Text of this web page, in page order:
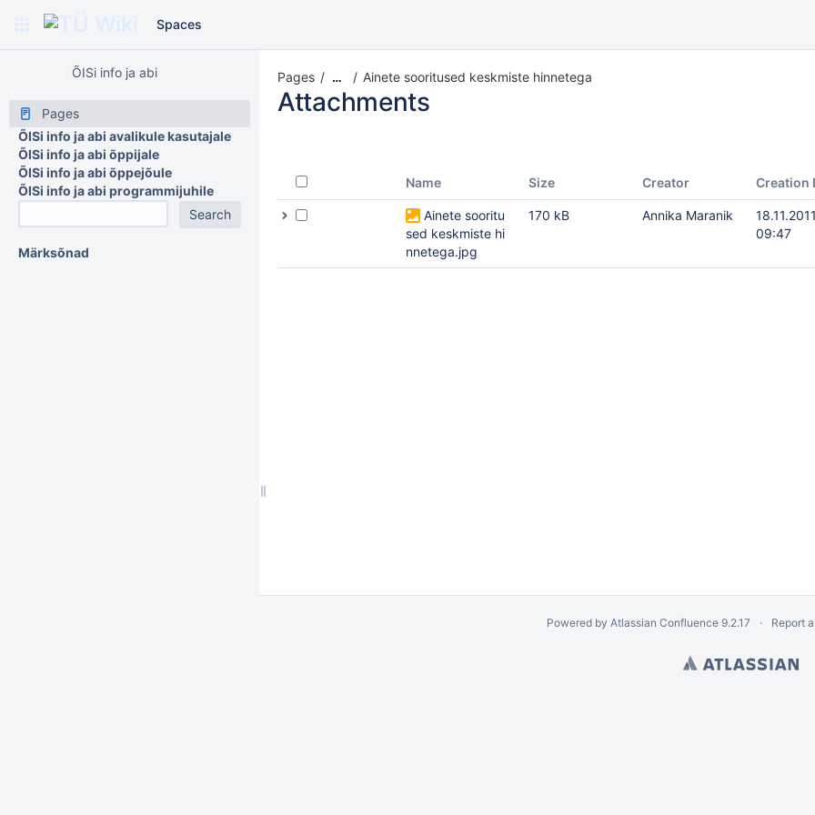
Spaces
ÕISi info ja abi
Pages
ÕISi info ja abi avalikule kasutajale
ÕISi info ja abi õppijale
ÕISi info ja abi õppejõule
ÕISi info ja abi programmijuhile
Märksõnad
Pages … Ainete sooritused keskmiste hinnetega
Attachments
Name Size Creator Creation
Ainete sooritu
sed keskmiste hi
nnetega.jpg
170 kB Annika Maranik
18.11.2011
09:47
Powered by Atlassian Confluence 9.2.17 Report